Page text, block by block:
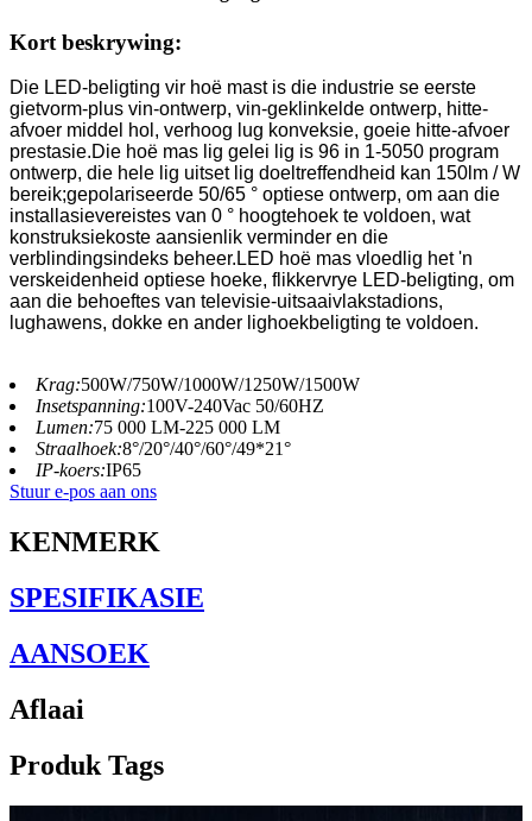
Kort beskrywing:
Die LED-beligting vir hoë mast is die industrie se eerste
gietvorm-plus vin-ontwerp, vin-geklinkelde ontwerp, hitte-
afvoer middel hol, verhoog lug konveksie, goeie hitte-afvoer
prestasie.Die hoë mas lig gelei lig is 96 in 1-5050 program
ontwerp, die hele lig uitset lig doeltreffendheid kan 150lm / W
bereik;gepolariseerde 50/65 ° optiese ontwerp, om aan die
installasievereistes van 0 ° hoogtehoek te voldoen, wat
konstruksiekoste aansienlik verminder en die
verblindingsindeks beheer.LED hoë mas vloedlig het 'n
verskeidenheid optiese hoeke, flikkervrye LED-beligting, om
aan die behoeftes van televisie-uitsaaivlakstadions,
lughawens, dokke en ander lighoekbeligting te voldoen.
Krag:500W/750W/1000W/1250W/1500W
Insetspanning:100V-240Vac 50/60HZ
Lumen:75 000 LM-225 000 LM
Straalhoek:8°/20°/40°/60°/49*21°
IP-koers:IP65
Stuur e-pos aan ons
KENMERK
SPESIFIKASIE
AANSOEK
Aflaai
Produk Tags